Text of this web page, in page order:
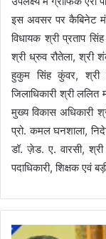
इस अवसर पर कैबिनेट
विधायक श्री प्रताप
श्री ध्रुव रौतेला, श्री
हुकुम सिंह कुंवर, श्री
जिलाधिकारी श्री
मुख्य विकास अधिकारी
प्रो. कमल घनशाला,
डॉ. ज़ेड. ए. वारसी,
पदाधिकारी, शिक्षक एवं